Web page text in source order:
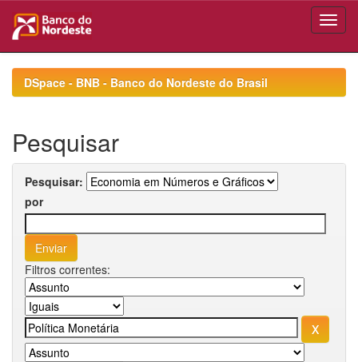
navigationDSpace - BNB - Banco do Nordeste do Brasil
Pesquisar
Pesquisar:
por
Filtros correntes: